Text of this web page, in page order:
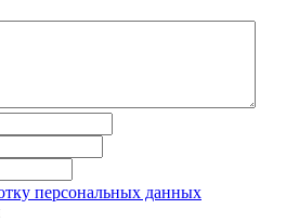
персональных данных